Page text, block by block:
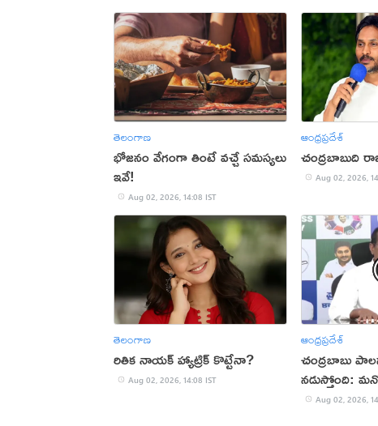
తెలంగాణ
భోజనం వేగంగా తింటే వచ్చే సమస్యలు
ఇవే!
Aug 02, 2026, 14:08 IST
ఆంధ్రప్రదేశ్
చంద్రబాబుది
Aug 02, 2026,
తెలంగాణ
రితిక నాయక్ హ్యాట్రిక్ కొట్టేనా?
Aug 02, 2026, 14:08 IST
ఆంధ్రప్రదేశ్
చంద్రబాబు
నడుస్తోంది:
Aug 02, 2026,